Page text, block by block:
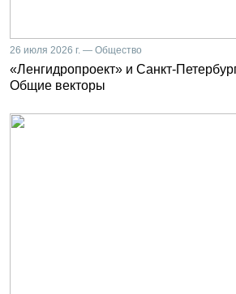
26 июля 2026 г. — Общество
«Ленгидропроект» и Санкт-
Общие векторы